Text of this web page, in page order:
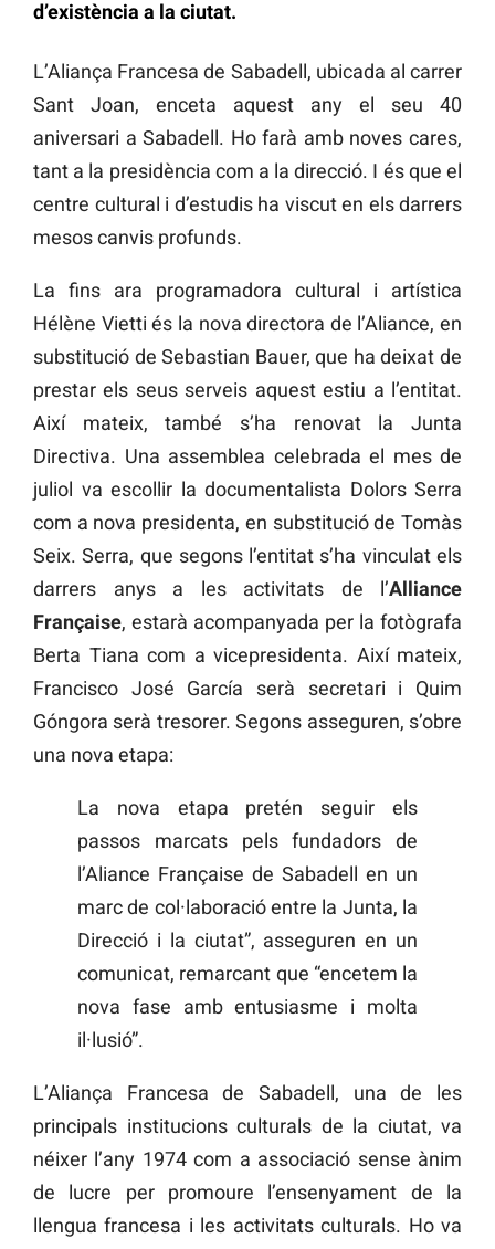
d’existència a la ciutat.
L’Aliança Francesa de Sabadell, ubicada al carrer
Sant Joan, enceta aquest any el seu 40
aniversari a Sabadell. Ho farà amb noves cares,
tant a la presidència com a la direcció. I és que el
centre cultural i d’estudis ha viscut en els darrers
mesos canvis profunds.
La fins ara programadora cultural i artística
Hélène Vietti és la nova directora de l’Aliance, en
substitució de Sebastian Bauer, que ha deixat de
prestar els seus serveis aquest estiu a l’entitat.
Així mateix, també s’ha renovat la Junta
Directiva. Una assemblea celebrada el mes de
juliol va escollir la documentalista Dolors Serra
com a nova presidenta, en substitució de Tomàs
Seix. Serra, que segons l’entitat s’ha vinculat els
darrers anys a les activitats de l’Alliance
Française, estarà acompanyada per la fotògrafa
Berta Tiana com a vicepresidenta. Així mateix,
Francisco José García serà secretari i Quim
Góngora serà tresorer. Segons asseguren, s’obre
una nova etapa:
La nova etapa pretén seguir els
passos marcats pels fundadors de
l’Aliance Française de Sabadell en un
marc de col·laboració entre la Junta, la
Direcció i la ciutat”, asseguren en un
comunicat, remarcant que “encetem la
nova fase amb entusiasme i molta
il·lusió”.
L’Aliança Francesa de Sabadell, una de les
principals institucions culturals de la ciutat, va
néixer l’any 1974 com a associació sense ànim
de lucre per promoure l’ensenyament de la
llengua francesa i les activitats culturals. Ho va